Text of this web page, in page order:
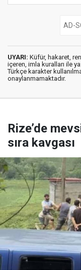
UYARI: Küfür, hakaret,
içeren, imla kuralları ile
Türkçe karakter
onaylanmamaktadır.
Rize’de
sıra kavgası